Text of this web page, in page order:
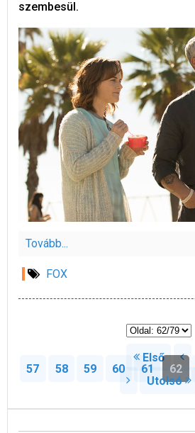
szembesül.
Tovább...
FOX
Első
57
58 59 60 61 62
Utolsó